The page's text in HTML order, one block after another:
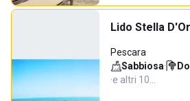
Lido Stella
Pescara
Sabbiosa·
·e altri 10…